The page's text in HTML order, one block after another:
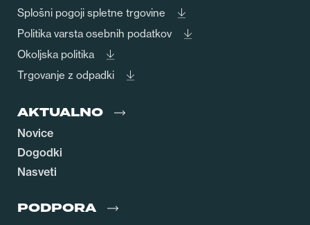
Splošni pogoji spletne trgovine
Politika varsta osebnih podatkov
Okoljska politika
Trgovanje z odpadki
AKTUALNO
Novice
Dogodki
Nasveti
PODPORA